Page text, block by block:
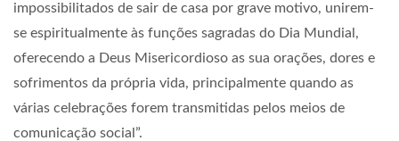
impossibilitados de sair de casa por grave motivo, unirem-
se espiritualmente às funções sagradas do Dia Mundial,
oferecendo a Deus Misericordioso as sua orações, dores e
sofrimentos da própria vida, principalmente quando as
várias celebrações forem transmitidas pelos meios de
comunicação social”.